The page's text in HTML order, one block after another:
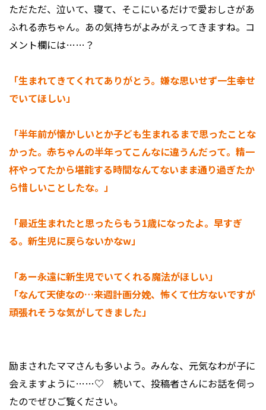
ただただ、泣いて、寝て、そこにいるだけで愛おしさがあ
ふれる赤ちゃん。あの気持ちがよみがえってきますね。コ
メント欄には……？
「生まれてきてくれてありがとう。嫌な思いせず一生幸せ
でいてほしい」
「半年前が懐かしいとか子ども生まれるまで思ったことな
かった。赤ちゃんの半年ってこんなに違うんだって。精一
杯やってたから堪能する時間なんてないまま通り過ぎたか
ら惜しいことしたな。」
「最近生まれたと思ったらもう1歳になったよ。早すぎ
る。新生児に戻らないかなw」
「あー永遠に新生児でいてくれる魔法がほしい」
「なんて天使なの…来週計画分娩、怖くて仕方ないですが
頑張れそうな気がしてきました」
励まされたママさんも多いよう。みんな、元気なわが子に
会えますように……♡ 続いて、投稿者さんにお話を伺っ
たのでぜひご覧ください。